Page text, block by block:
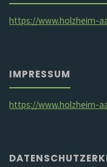
https://www.holzheim-
IMPRESSUM
https://www.holzheim-